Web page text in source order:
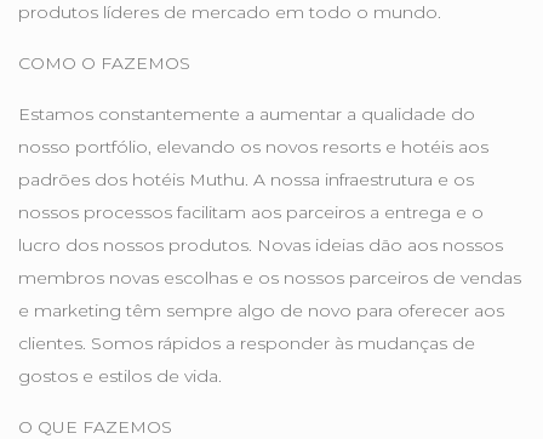
produtos líderes de mercado em todo o mundo.
COMO O FAZEMOS
Estamos constantemente a aumentar a qualidade do
nosso portfólio, elevando os novos resorts e hotéis aos
padrões dos hotéis Muthu. A nossa infraestrutura e os
nossos processos facilitam aos parceiros a entrega e o
lucro dos nossos produtos. Novas ideias dão aos nossos
membros novas escolhas e os nossos parceiros de vendas
e marketing têm sempre algo de novo para oferecer aos
clientes. Somos rápidos a responder às mudanças de
gostos e estilos de vida.
O QUE FAZEMOS